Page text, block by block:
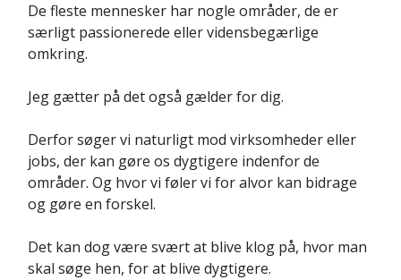
De fleste mennesker har nogle områder, de er
særligt passionerede eller vidensbegærlige
omkring.
Jeg gætter på det også gælder for dig.
Derfor søger vi naturligt mod virksomheder eller
jobs, der kan gøre os dygtigere indenfor de
områder. Og hvor vi føler vi for alvor kan bidrage
og gøre en forskel.
Det kan dog være svært at blive klog på, hvor man
skal søge hen, for at blive dygtigere.